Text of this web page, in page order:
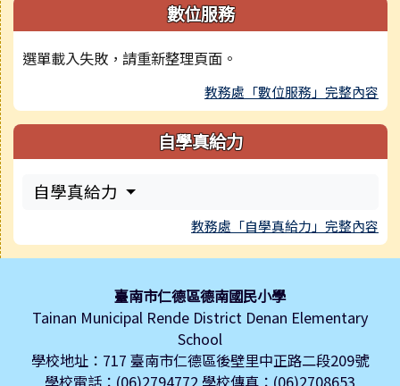
數位服務
選單載入失敗，請重新整理頁面。
教務處「數位服務」完整內容
自學真給力
自學真給力
教務處「自學真給力」完整內容
頁尾區域內容臺南市仁德區德南國民小學
Tainan Municipal Rende District Denan Elementary
School
學校地址：717 臺南市仁德區後壁里中正路二段209號